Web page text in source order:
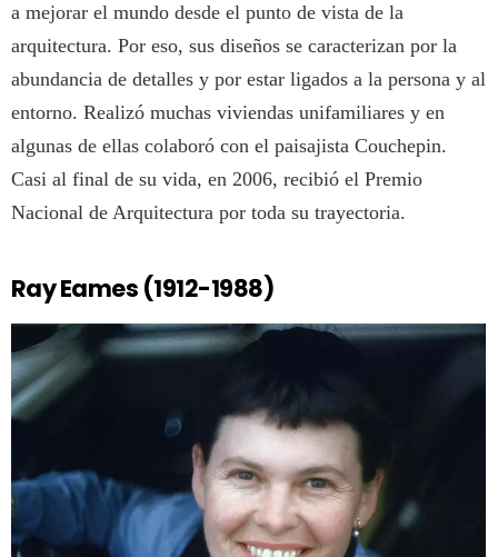
a mejorar el mundo desde el punto de vista de la
arquitectura. Por eso, sus diseños se caracterizan por la
abundancia de detalles y por estar ligados a la persona y al
entorno. Realizó muchas viviendas unifamiliares y en
algunas de ellas colaboró con el paisajista Couchepin.
Casi al final de su vida, en 2006, recibió el Premio
Nacional de Arquitectura por toda su trayectoria.
Ray Eames (1912-1988)